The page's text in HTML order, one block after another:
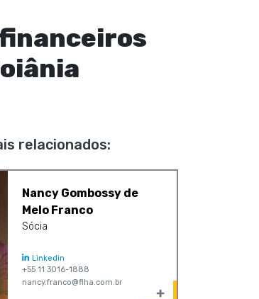
relacionados:
Nancy Gombossy de
Melo Franco
Sócia
Linkedin
+55 11 3016-1888
nancy.franco@flha.com.br